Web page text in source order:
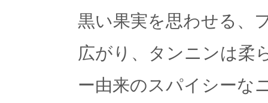
黒い果実を思わせる、
広がり、タンニンは柔
ー由来のスパイシーな